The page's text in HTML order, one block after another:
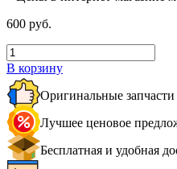
600 руб.
В корзину
Оригинальные запчасти
Лучшее ценовое
Бесплатная и удобная